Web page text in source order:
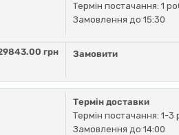
Термін постачання: 1
Замовлення до 15:30
грн Замовити
Термін доставки
Термін постачання: 1-3
Замовлення до 14:00